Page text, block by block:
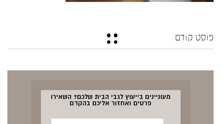
פוסט קודם
מעוניינים בייעוץ לגבי הבית שלכם? השאירו
פרטים ואחזור אליכם בהקדם